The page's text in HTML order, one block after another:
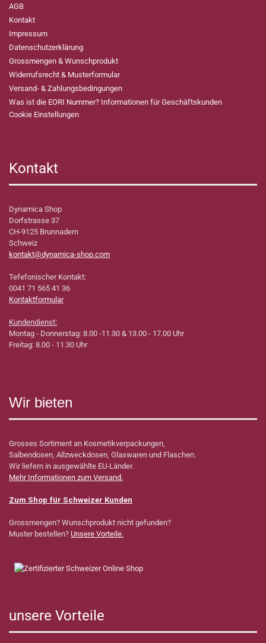
AGB
Kontakt
Impressum
Datenschutzerklärung
Grossmengen & Wunschprodukt
Widerrufsrecht & Musterformular
Versand- & Zahlungsbedingungen
Was ist die EORI Nummer? Informationen für Geschäftskunden
Cookie Einstellungen
Kontakt
Dynamica Shop
Dorfstrasse 37
CH-9125 Brunnadern
Schweiz
kontakt@dynamica-shop.com
Tefefonischer Kontakt:
0041 71 565 41 36
Kontaktformular
Kundendienst:
Montag - Donnerstag: 8.00 -11.30 & 13.00 - 17.00 Uhr
Freitag: 8.00 - 11.30 Uhr
Wir bieten
Grosses Sortiment an Kosmetikverpackungen,
Salbendosen, Allzweckdosen, Glaswaren und Flaschen.
Wir liefern in ausgewählte EU-Länder.
Mehr Informationen zum Versand.
Zum Shop für Schweizer Kunden
Grossmengen? Wunschprodukt nicht gefunden?
Muster bestellen? Unsere Vorteile.
unsere Vorteile